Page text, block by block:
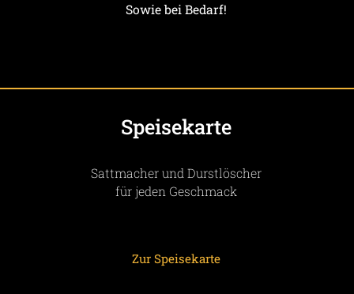
Sowie bei Bedarf!
Speisekarte
Sattmacher und Durstlöscher
für jeden Geschmack
Zur Speisekarte